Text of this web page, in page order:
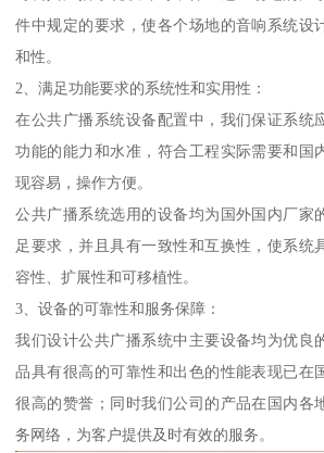
件中规定的要求，使各个场地的音响系统设
和性。
2、满足功能要求的系统性和实用性：
在公共广播系统设备配置中，我们保证系统
功能的能力和水准，符合工程实际需要和国
现容易，操作方便。
公共广播系统选用的设备均为国外国内厂家
足要求，并且具有一致性和互换性，使系统
容性、扩展性和可移植性。
3、设备的可靠性和服务保障：
我们设计公共广播系统中主要设备均为优良
品具有很高的可靠性和出色的性能表现已在
很高的赞誉；同时我们公司的产品在国内各
务网络，为客户提供及时有效的服务。